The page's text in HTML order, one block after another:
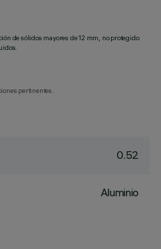
de sólidos mayores de 12 mm, no protegido
pertinentes.
0.52
Aluminio